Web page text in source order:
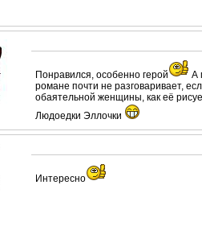
Понравился, особенно герой
А
романе почти не разговаривает,
обаятельной женщины, как её
Людоедки Эллочки
Интересно